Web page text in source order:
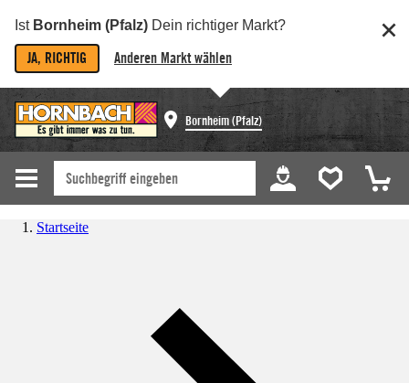
Ist Bornheim (Pfalz) Dein richtiger Markt?
JA, RICHTIG Anderen Markt wählen
Bornheim (Pfalz)
Startseite